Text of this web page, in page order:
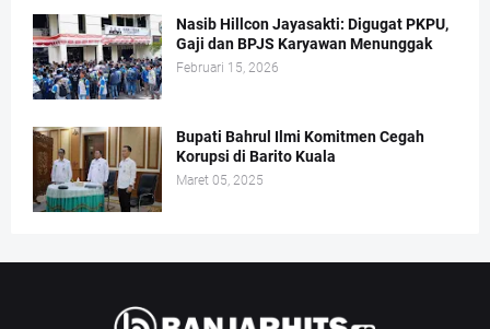
Nasib Hillcon Jayasakti: Digugat PKPU,
Gaji dan BPJS Karyawan Menunggak
Februari 15, 2026
Bupati Bahrul Ilmi Komitmen Cegah
Korupsi di Barito Kuala
Maret 05, 2025